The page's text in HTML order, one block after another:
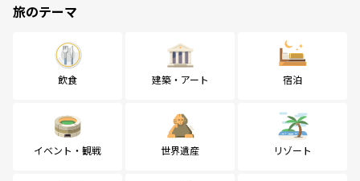
旅のテーマ
飲食 建築・アート 宿泊
イベント・観戦 世界遺産 リゾート